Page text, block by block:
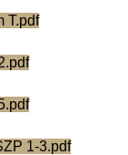
T.pdf
1-3.pdf